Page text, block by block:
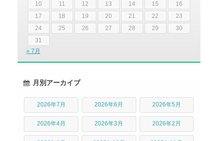
10
11 12 13 14 15
16
17
18 19 20 21 22
23
24
25 26 27 28 29
30
31
« 7月
月別アーカイブ
2026年7月 2026年6月 2026年5月
2026年4月 2026年3月 2026年2月